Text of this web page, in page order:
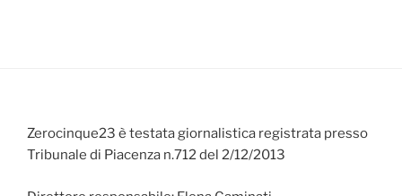
Zerocinque23 è testata giornalistica registrata presso
Tribunale di Piacenza n.712 del 2/12/2013